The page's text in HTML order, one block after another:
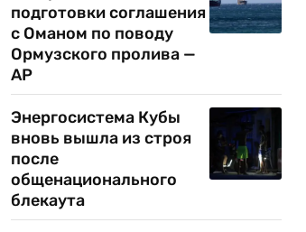
подготовки соглашения
с Оманом по поводу
Ормузского пролива —
AP
Энергосистема Кубы
вновь вышла из строя
после
общенационального
блекаута